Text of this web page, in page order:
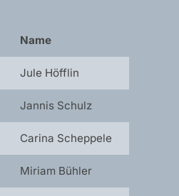
Name
Jule Höfflin
Jannis Schulz
Carina Scheppele
Miriam Bühler